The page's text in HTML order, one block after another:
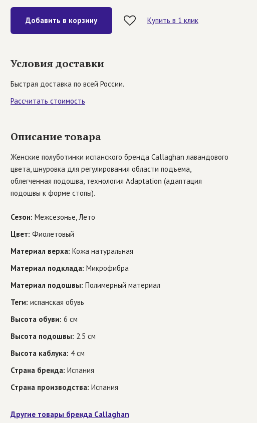
Добавить в корзину Купить в 1 клик
Условия доставки
Быстрая доставка по всей России.
Рассчитать стоимость
Описание товара
Женские полуботинки испанского бренда Callaghan лавандового
цвета, шнуровка для регулирования области подъема,
облегченная подошва, технология Adaptation (адаптация
подошвы к форме стопы).
Сезон: Межсезонье, Лето
Цвет: Фиолетовый
Материал верха: Кожа натуральная
Материал подклада: Микрофибра
Материал подошвы: Полимерный материал
Теги: испанская обувь
Высота обуви: 6 см
Высота подошвы: 2.5 см
Высота каблука: 4 см
Страна бренда: Испания
Страна производства: Испания
Другие товары бренда Callaghan